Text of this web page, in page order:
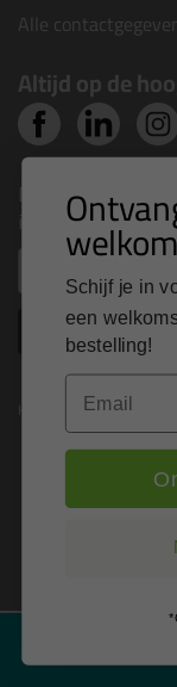
Alle
Altijd op de
Nieuws, tips en
inbox
Kitcentrum is trots op:
Schijf je in
een
bestelling!
Email